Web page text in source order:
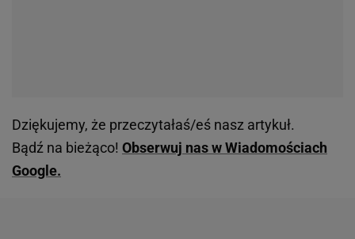
Dziękujemy, że przeczytałaś/eś nasz artykuł.
Bądź na bieżąco! Obserwuj nas w Wiadomościach
Google.